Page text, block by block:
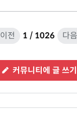
이전 1 / 1026 다음
커뮤니티에 글 쓰기